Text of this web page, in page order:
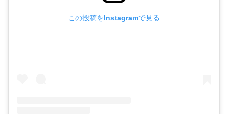
この投稿をInstagramで見る